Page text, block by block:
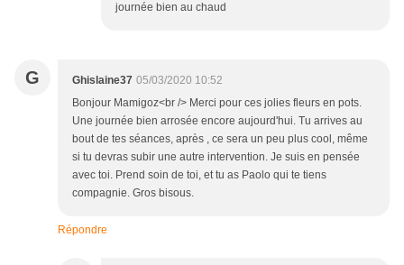
journée bien au chaud
G Ghislaine37 05/03/2020 10:52
Bonjour Mamigoz<br /> Merci pour ces jolies fleurs en pots.
Une journée bien arrosée encore aujourd'hui. Tu arrives au
bout de tes séances, après , ce sera un peu plus cool, même
si tu devras subir une autre intervention. Je suis en pensée
avec toi. Prend soin de toi, et tu as Paolo qui te tiens
compagnie. Gros bisous.
Répondre